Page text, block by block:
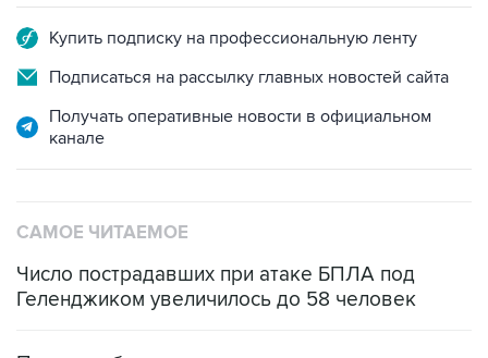
Подписаться на рассылку главных новостей сайта
Получать оперативные новости в официальном
Число пострадавших при атаке БПЛА под
Путин сообщил о решении сосредоточить в